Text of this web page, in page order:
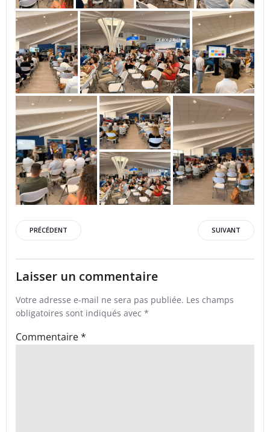
Post
navigation
PRÉCÉDENT
navigation
SUIVANT
Laisser un commentaire
Votre adresse e-mail ne sera pas publiée. Les champs
obligatoires sont indiqués avec *
Commentaire*